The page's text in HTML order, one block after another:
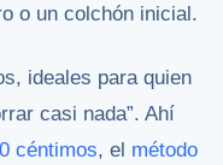
o un colchón inicial.
ideales para quien
casi nada”. Ahí
céntimos, el método